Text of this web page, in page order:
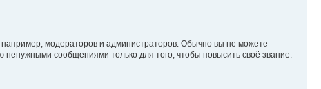
модераторов и администраторов. Обычно вы не можете
сообщениями только для того, чтобы повысить своё звание.